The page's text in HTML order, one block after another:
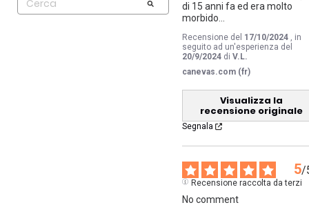
di 15 anni fa ed era molto
morbido...
Recensione del 17/10/2024 , in
seguito ad un'esperienza del
20/9/2024 diV.L.
canevas.com (fr)
Visualizza la
recensione originale
Segnala
5/
Recensione raccolta da terzi
No comment